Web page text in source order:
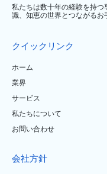
私たちは数十年の経験を持
識、知恵の世界とつながるお
クイックリンク
ホーム
業界
サービス
私たちについて
お問い合わせ
会社方針